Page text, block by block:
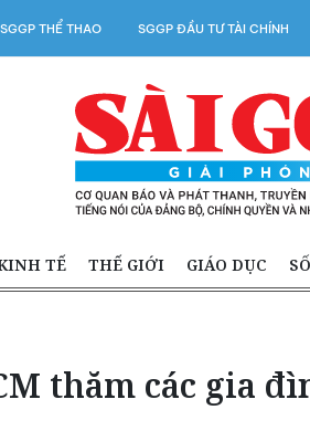
SGGP THỂ THAO SGGP ĐẦU TƯ TÀI CHÍNH
TẾ THẾ GIỚI GIÁO DỤC
thăm các gia